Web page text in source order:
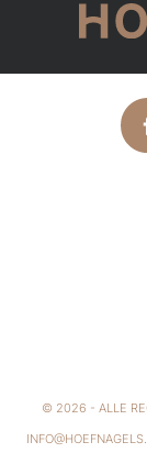
© 2026 - ALLE